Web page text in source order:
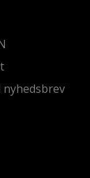
nyhedsbrev